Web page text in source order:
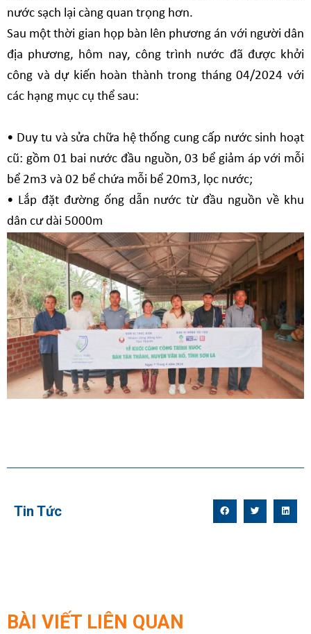
nước sạch lại càng quan trọng hơn.
Sau một thời gian họp bàn lên phương án với người dân
địa phương, hôm nay, công trình nước đã được khởi
công và dự kiến hoàn thành trong tháng 04/2024 với
các hạng mục cụ thể sau:
• Duy tu và sửa chữa hệ thống cung cấp nước sinh hoạt
cũ: gồm 01 bai nước đầu nguồn, 03 bể giảm áp với mỗi
bể 2m3 và 02 bể chứa mỗi bể 20m3, lọc nước;
• Lắp đặt đường ống dẫn nước từ đầu nguồn về khu
dân cư dài 5000m
Tin Tức
BÀI VIẾT LIÊN QUAN